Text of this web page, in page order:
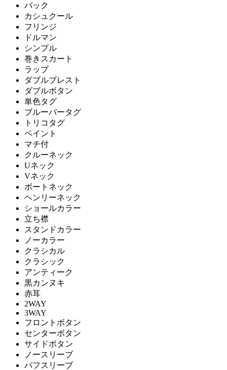
バック
カシュクール
フリンジ
ドルマン
シンプル
巻きスカート
ラップ
ダブルブレスト
ダブルボタン
単色タグ
ブルーバータグ
トリコタグ
ペイント
マチ付
クルーネック
Uネック
Vネック
ボートネック
ヘンリーネック
ショールカラー
立ち襟
スタンドカラー
ノーカラー
クラシカル
クラシック
アンティーク
黒カンヌキ
赤耳
2WAY
3WAY
フロントボタン
センターボタン
サイドボタン
ノースリーブ
パフスリーブ